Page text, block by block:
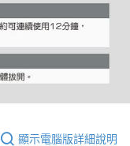
顯示電腦版詳細說明